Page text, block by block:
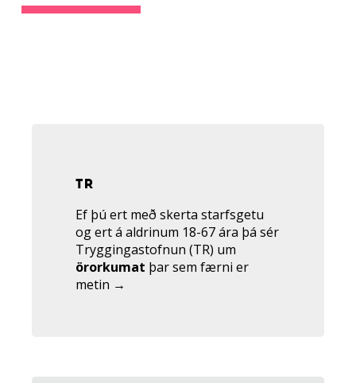
TR
Ef þú ert með skerta starfsgetu
og ert á aldrinum 18-67 ára þá sér
Tryggingastofnun (TR) um
örorkumat þar sem færni er
metin →